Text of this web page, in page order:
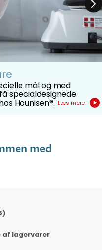
mål og med
specialdesignede
Hounisen®. Læs mere
med
af lagervarer